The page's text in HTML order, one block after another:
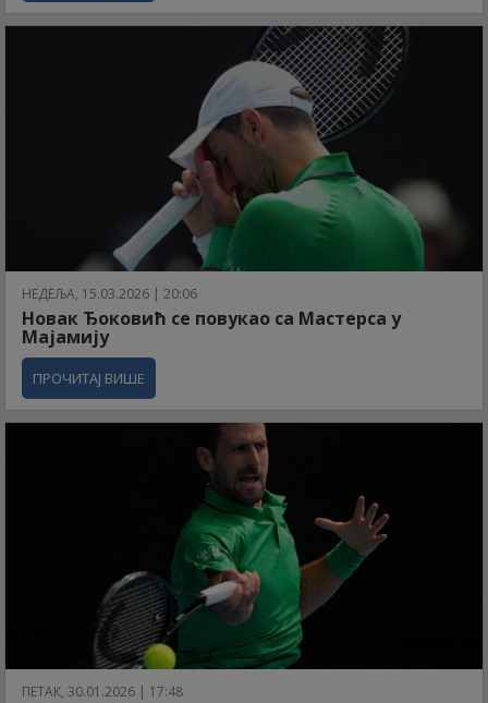
НЕДЕЉА, 15.03.2026 | 20:06
Новак Ђоковић се повукао са Мастерса у
Мајамију
ПРОЧИТАЈ ВИШЕ
ПЕТАК, 30.01.2026 | 17:48